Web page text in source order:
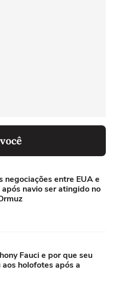
negociações entre EUA e
navio ser atingido no
Fauci e por que seu
holofotes após a